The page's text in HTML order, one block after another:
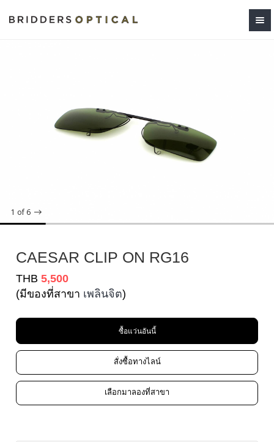
1 of 6
CAESAR CLIP ON RG16
THB 5,500
(มีของที่สาขา เพลินจิต)
ซื้อแว่นอันนี้
สั่งซื้อทางไลน์
เลือกมาลองที่สาขา